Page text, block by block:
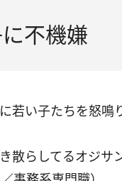
に不機嫌
若い子たちを怒
散らしてるオジサ